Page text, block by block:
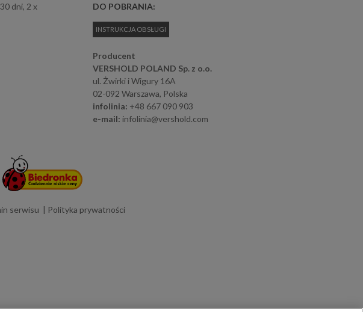
30 dni, 2 x
DO POBRANIA:
INSTRUKCJA OBSŁUGI
Producent
VERSHOLD POLAND Sp. z o.o.
ul. Żwirki i Wigury 16A
02-092 Warszawa, Polska
infolinia: +48 667 090 903
e-mail: infolinia@vershold.com
serwisu Polityka prywatności